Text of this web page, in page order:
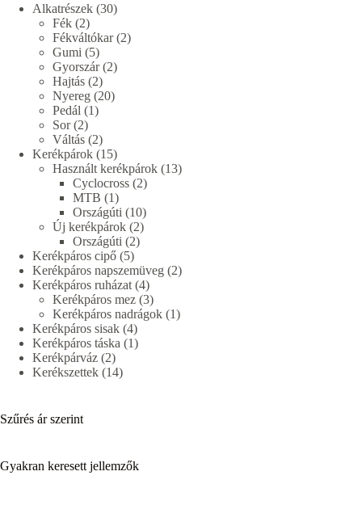
Alkatrészek 3030
Fék 22
termék
Fékváltókar 22
Gumi 55
termék
Gyorszár 22
Hajtás 22
termék
Nyereg 2020
Pedál 11
Sor 22
termék
Váltás 22
termék
Kerékpárok 1515
termék
Használt kerékpárok 1313
Cyclocross 22
MTB 11
termék
Országúti 1010
termék
Új kerékpárok 22
termék
Országúti 22
Kerékpáros cipő 55
termék
Kerékpáros napszemüveg 22
Kerékpáros ruházat 44
termék
Kerékpáros mez 33
termék
Kerékpáros nadrágok 11
Kerékpáros sisak 44
termék
Kerékpáros táska 11
Kerékpárváz 22
termék
Kerékszettek 1414
Szűrés ár szerint
Gyakran keresett jellemzők